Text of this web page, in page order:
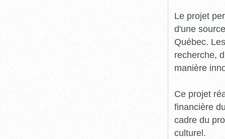
Le projet
d'une
Québec.
recherche,
manière
Ce projet
financière
cadre du
culturel.